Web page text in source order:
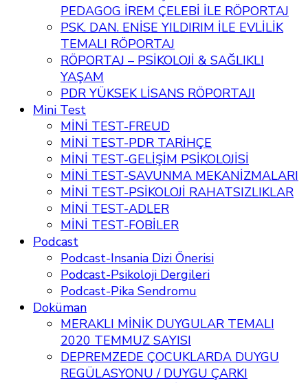
PEDAGOG İREM ÇELEBİ İLE RÖPORTAJ
PSK. DAN. ENİSE YILDIRIM İLE EVLİLİK
TEMALI RÖPORTAJ
RÖPORTAJ – PSİKOLOJİ & SAĞLIKLI
YAŞAM
PDR YÜKSEK LİSANS RÖPORTAJI
Mini Test
MİNİ TEST-FREUD
MİNİ TEST-PDR TARİHÇE
MİNİ TEST-GELİŞİM PSİKOLOJİSİ
MİNİ TEST-SAVUNMA MEKANİZMALARI
MİNİ TEST-PSİKOLOJİ RAHATSIZLIKLAR
MİNİ TEST-ADLER
MİNİ TEST-FOBİLER
Podcast
Podcast-Insania Dizi Önerisi
Podcast-Psikoloji Dergileri
Podcast-Pika Sendromu
Doküman
MERAKLI MİNİK DUYGULAR TEMALI
2020 TEMMUZ SAYISI
DEPREMZEDE ÇOCUKLARDA DUYGU
REGÜLASYONU / DUYGU ÇARKI